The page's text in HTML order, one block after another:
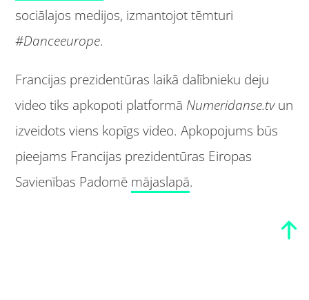
sociālajos medijos, izmantojot tēmturi
#Danceeurope.
Francijas prezidentūras laikā dalībnieku deju
video tiks apkopoti platformā Numeridanse.tvun
izveidots viens kopīgs video. Apkopojums būs
pieejams Francijas prezidentūras Eiropas
Savienības Padomē mājaslapā.